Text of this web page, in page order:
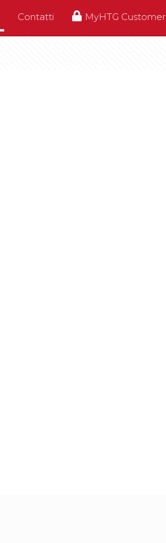
Contatti MyHTG Customer